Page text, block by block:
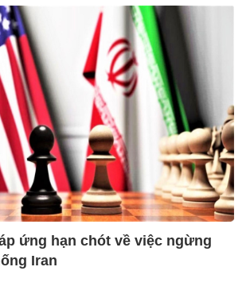
ứng hạn chót về việc ngừng
Iran